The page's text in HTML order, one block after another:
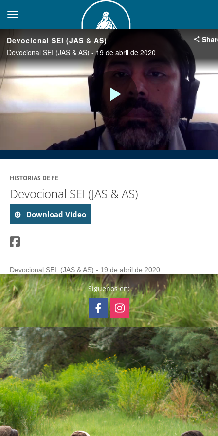
toggle navigation
Devocional SEI (JAS & AS)
Devocional SEI (JAS & AS) - 19 de abril de 2020
Play
Video
HISTORIAS DE FE
Devocional SEI (JAS & AS)
Download Video
Devocional SEI  (JAS & AS) - 19 de abril de 2020
Síguenos en: